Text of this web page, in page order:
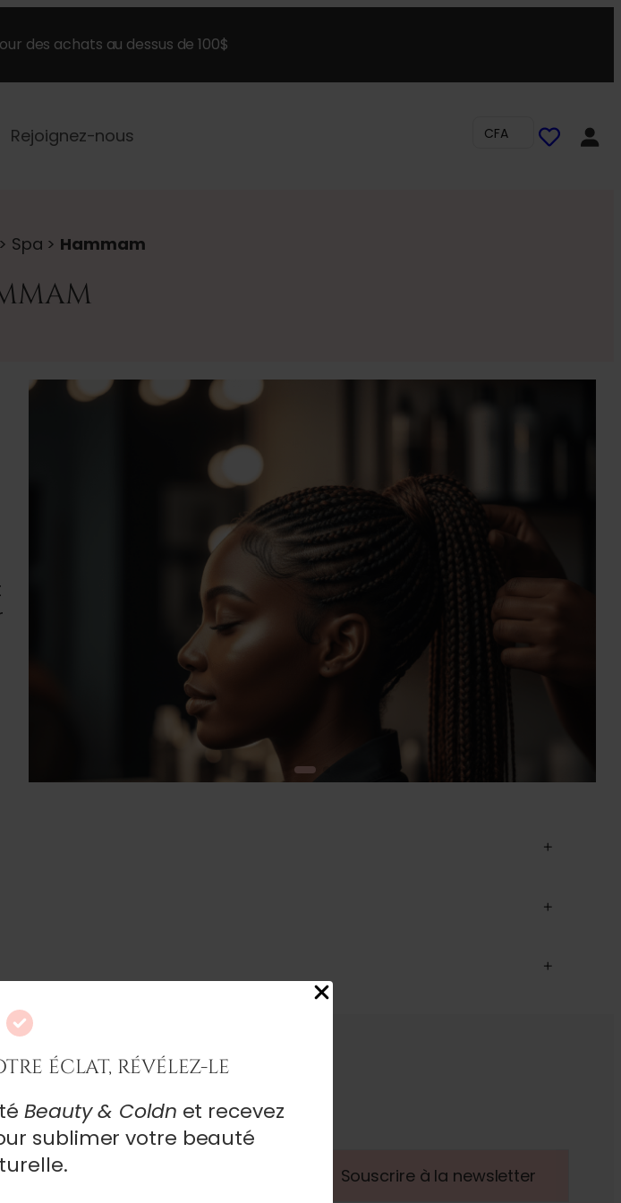
éclat, révélez-le
Beauty & Coldn et recevez
sublimer votre beauté
des achats au dessus de 100$
Rejoignez-nous CFA
Spa > Hammam
+
+
+
articles.